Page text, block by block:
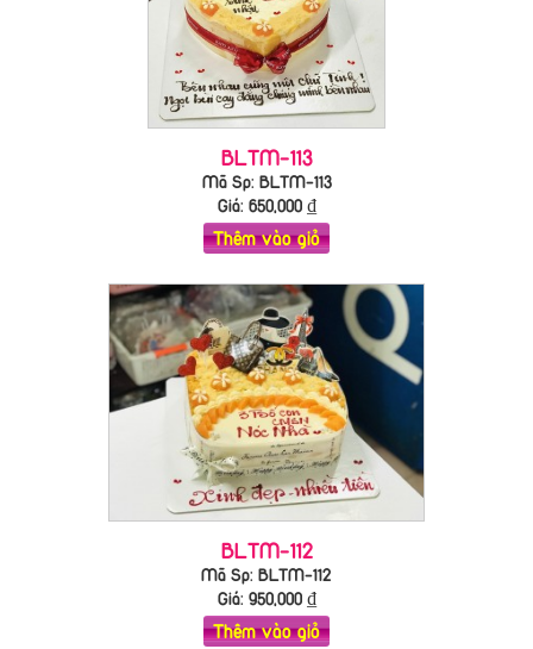
BLTM-113
Mã Sp: BLTM-113
Giá: 650,000₫
Thêm vào giỏ
BLTM-112
Mã Sp: BLTM-112
Giá: 950,000₫
Thêm vào giỏ